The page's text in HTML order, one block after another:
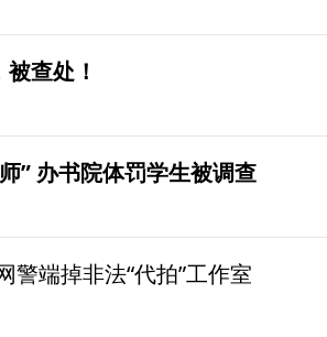
查处！
” 办书院体罚学生被调查
警端掉非法“代拍”工作室